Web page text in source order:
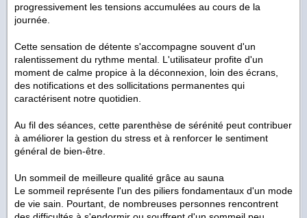
progressivement les tensions accumulées au cours de la
journée.
Cette sensation de détente s'accompagne souvent d'un
ralentissement du rythme mental. L'utilisateur profite d'un
moment de calme propice à la déconnexion, loin des écrans,
des notifications et des sollicitations permanentes qui
caractérisent notre quotidien.
Au fil des séances, cette parenthèse de sérénité peut contribuer
à améliorer la gestion du stress et à renforcer le sentiment
général de bien-être.
Un sommeil de meilleure qualité grâce au sauna
Le sommeil représente l'un des piliers fondamentaux d'un mode
de vie sain. Pourtant, de nombreuses personnes rencontrent